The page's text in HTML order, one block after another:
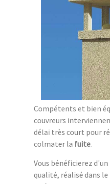
Compétents et bien
couvreurs
délai très court pour
colmater la fuite.
Vous bénéficierez
qualité, réalisé dans